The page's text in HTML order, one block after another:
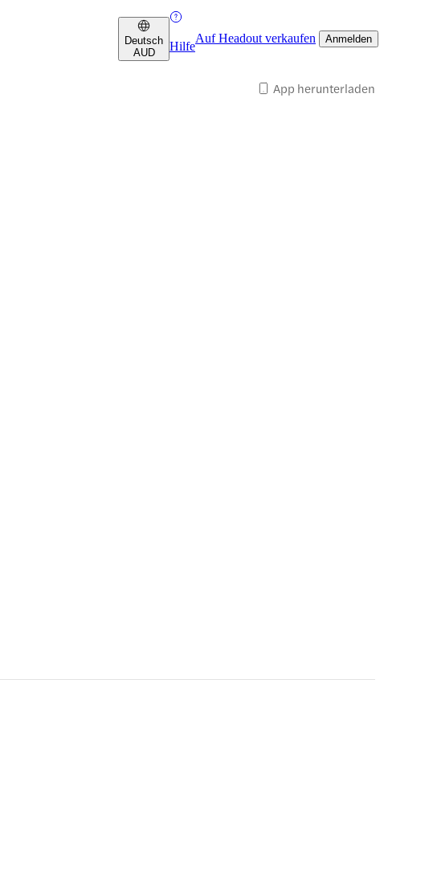
Deutsch
AUD
Hilfe
Auf Headout verkaufen Anmelden
App herunterladen